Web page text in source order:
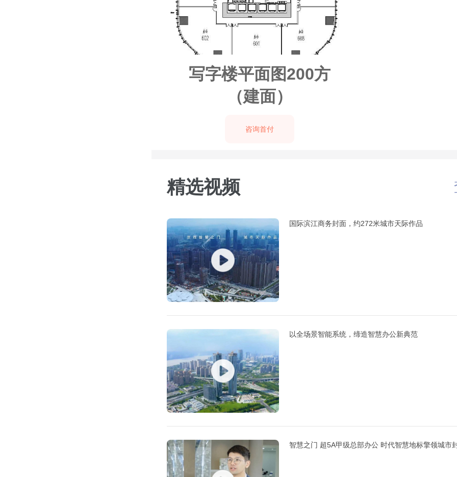
写字楼平面图200方
（建面）
咨询首付
精选视频
国际滨江商务封面，约272米城市天际作品
以全场景智能系统，缔造智慧办公新典范
智慧之门 超5A甲级总部办公 时代智慧地标擎领城市